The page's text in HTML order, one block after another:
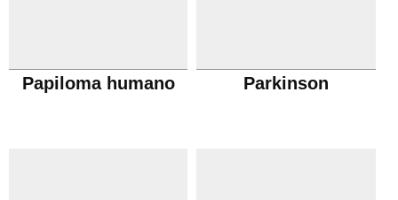
Papiloma humano Parkinson